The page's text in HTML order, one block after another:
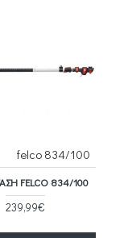
felco 834/100
FELCO 834/100
239,99€